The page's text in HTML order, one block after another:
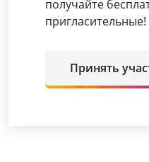
военной формы
парадные и
моряков на протяжении